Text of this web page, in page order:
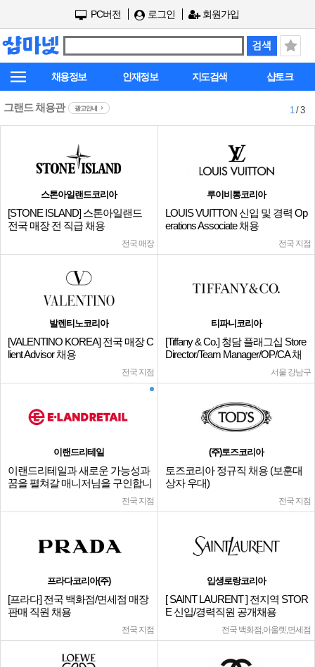
PC버전 로그인 회원가입
채용정보 인재정보 지도검색 샵토크
그랜드 채용관 광고안내 1/ 3
스톤아일랜드코리아
[STONE ISLAND] 스톤아일랜드
전국 매장 전 직급 채용
전국 매장
루이비통코리아
LOUIS VUITTON 신입 및 경력 Op
erations Associate 채용
전국 지점
발렌티노코리아
[VALENTINO KOREA] 전국 매장 C
lient Advisor 채용
전국 지점
티파니코리아
[Tiffany & Co.] 청담 플래그십 Store
Director/Team Manager/OP/CA 채
서울 강남구
이랜드리테일
이랜드리테일과 새로운 가능성과
꿈을 펼쳐갈 매니저님을 구인합니
전국 지점
(주)토즈코리아
토즈코리아 정규직 채용 (보훈대
상자 우대)
전국 지점
프라다코리아(주)
[프라다] 전국 백화점/면세점 매장
판매 직원 채용
전국 지점
입생로랑코리아
[ SAINT LAURENT ] 전지역 STOR
E 신입/경력직원 공개채용
전국 백화점,아울렛,면세점